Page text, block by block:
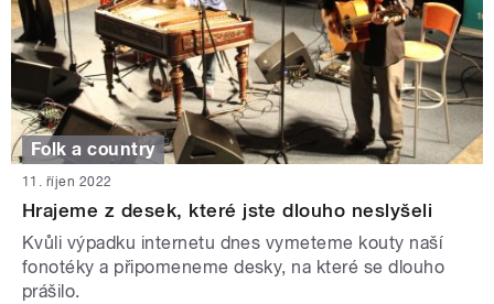
Folk a country
11. říjen 2022
Hrajeme z desek, které jste dlouho neslyšeli
Kvůli výpadku internetu dnes vymeteme kouty naší
fonotéky a připomeneme desky, na které se dlouho
prášilo.